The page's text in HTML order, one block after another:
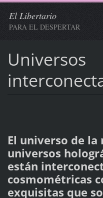
El Libertario
PARA EL DESPERTAR
Universos
El universo de
universos
están
cosmométricas
exquisitas que